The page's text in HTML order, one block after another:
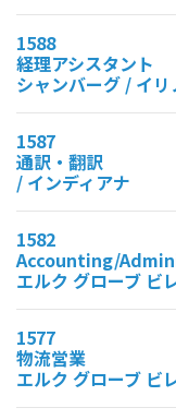
1588
経理アシスタント
シャンバーグ / イリ
1587
通訳・翻訳
/ インディアナ
1582
Accounting/
エルク グローブ ビ
1577
物流営業
エルク グローブ ビ